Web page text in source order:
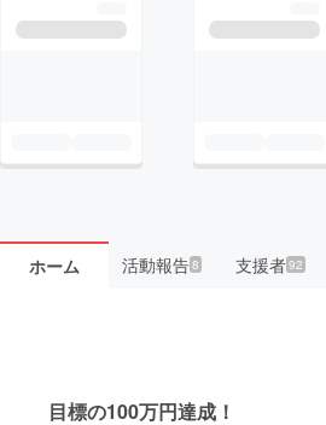
ホーム 活動報告8 支援者92
目標の100万円達成！